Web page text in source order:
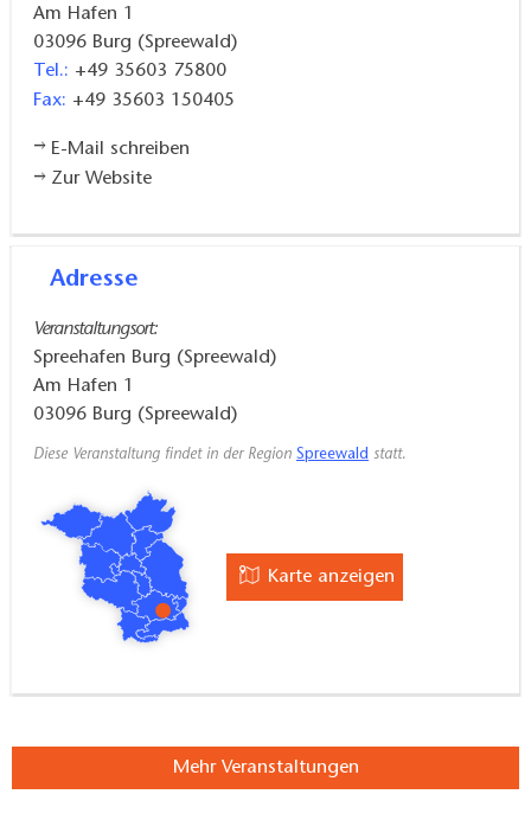
Am Hafen 1
03096 Burg (Spreewald)
Tel.: +49 35603 75800
Fax: +49 35603 150405
E-Mail schreiben
Zur Website
Adresse
Veranstaltungsort:
Spreehafen Burg (Spreewald)
Am Hafen 1
03096 Burg (Spreewald)
Diese Veranstaltung findet in der Region Spreewald statt.
Karte anzeigen
Mehr Veranstaltungen